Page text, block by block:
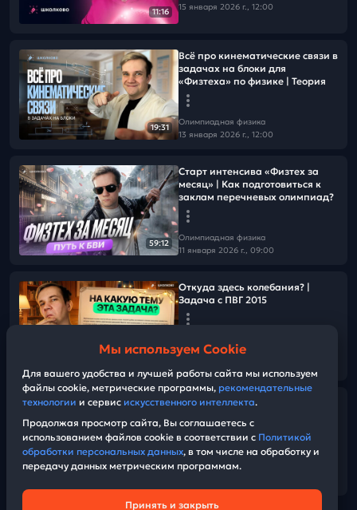
11:16
15 января 2026 г., 12:00
19:31
Всё про кинематические связи в
задачах на блоки для
«Физтеха» по физике | Теория
Олимпиадная физика
13 января 2026 г., 12:00
59:12
Старт интенсива «Физтех за
месяц» | Как подготовиться к
заклам перечневых олимпиад?
Олимпиадная физика
11 января 2026 г., 09:00
Откуда здесь колебания? |
Задача с ПВГ 2015
08 января 2026 г., 15:00
На Физтехе дали задачу с
Олимпиадная физика
10 декабря 2025 г., 16:30
Мы используем Cookie
Для вашего удобства и лучшей работы сайта мы используем
файлы cookie, метрические программы, рекомендательные
технологии и сервис искусственного интеллекта.
Продолжая просмотр сайта, Вы соглашаетесь с
использованием файлов cookie в соответствии с Политикой
обработки персональных данных, в том числе на обработку и
передачу данных метрическим программам.
Принять и закрыть